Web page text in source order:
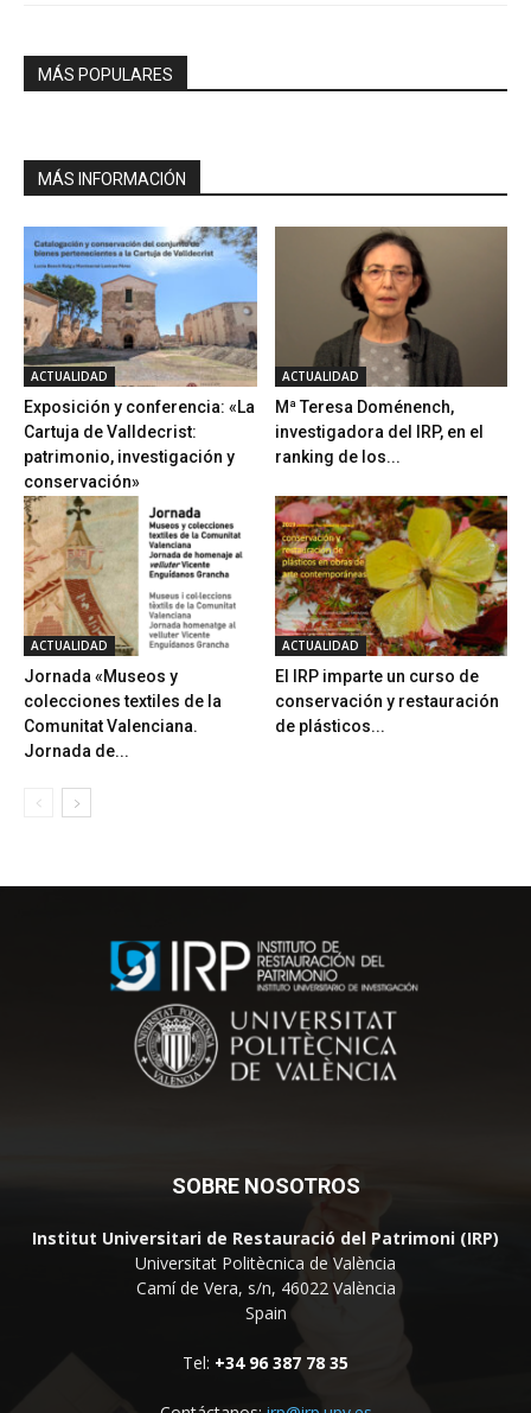
MÁS POPULARES
MÁS INFORMACIÓN
ACTUALIDAD
Exposición y conferencia: «La
Cartuja de Valldecrist:
patrimonio, investigación y
conservación»
ACTUALIDAD
Mª Teresa Doménench,
investigadora del IRP, en el
ranking de los...
ACTUALIDAD
Jornada «Museos y
colecciones textiles de la
Comunitat Valenciana.
Jornada de...
ACTUALIDAD
El IRP imparte un curso de
conservación y restauración
de plásticos...
SOBRE NOSOTROS
Institut Universitari de Restauració del Patrimoni (IRP)
Universitat Politècnica de València
Camí de Vera, s/n, 46022 València
Spain
Tel: +34 96 387 78 35